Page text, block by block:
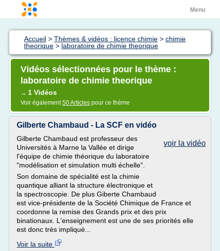
Menu
Accueil > Thèmes & vidéos : licence chimie > chimie
theorique > laboratoire de chimie theorique
Vidéos sélectionnées pour le thème :
laboratoire de chimie theorique
→ 1 Vidéos
Voir également50 Articles pour ce thème
Gilberte Chambaud - La SCF en vidéo
voir la vidéo
Gilberte Chambaud est professeur des
Universités à Marne la Vallée et dirige
l'équipe de chimie théorique du laboratoire
"modélisation et simulation multi échelle".
Son domaine de spécialité est la chimie
quantique alliant la structure électronique et
la spectroscopie. De plus Giberte Chambaud
est vice-présidente de la Société Chimique de France et
coordonne la remise des Grands prix et des prix
binationaux. L'enseignement est une de ses priorités elle
est donc très impliqué...
Voir la suite